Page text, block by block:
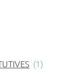
(1)